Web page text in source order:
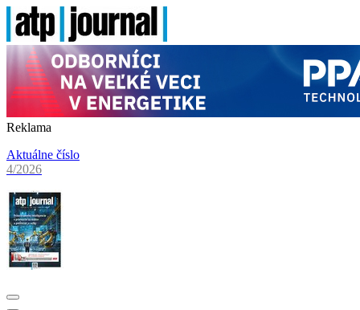
Reklama
Aktuálne číslo
4/2026